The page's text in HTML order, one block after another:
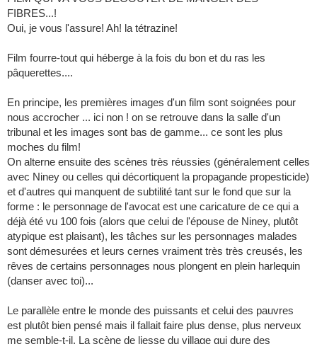
FIBRES...!
Oui, je vous l'assure! Ah! la tétrazine!
Film fourre-tout qui héberge à la fois du bon et du ras les
pâquerettes....
En principe, les premières images d'un film sont soignées pour
nous accrocher ... ici non ! on se retrouve dans la salle d'un
tribunal et les images sont bas de gamme... ce sont les plus
moches du film!
On alterne ensuite des scènes très réussies (généralement celles
avec Niney ou celles qui décortiquent la propagande propesticide)
et d'autres qui manquent de subtilité tant sur le fond que sur la
forme : le personnage de l'avocat est une caricature de ce qui a
déjà été vu 100 fois (alors que celui de l'épouse de Niney, plutôt
atypique est plaisant), les tâches sur les personnages malades
sont démesurées et leurs cernes vraiment très très creusés, les
rêves de certains personnages nous plongent en plein harlequin
(danser avec toi)...
Le parallèle entre le monde des puissants et celui des pauvres
est plutôt bien pensé mais il fallait faire plus dense, plus nerveux
me semble-t-il. La scène de liesse du village qui dure des